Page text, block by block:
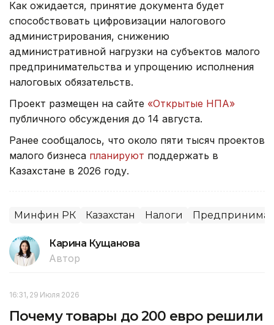
Как ожидается, принятие документа будет
способствовать цифровизации налогового
администрирования, снижению
административной нагрузки на субъектов малого
предпринимательства и упрощению исполнения
налоговых обязательств.
Проект размещен на сайте «Открытые НПА»
публичного обсуждения до 14 августа.
Ранее сообщалось, что около пяти тысяч проектов
малого бизнеса планируют поддержать в
Казахстане в 2026 году.
Минфин РК Казахстан Налоги
Карина Кущанова
Автор
16:31, 29 Июля 2026
Почему товары до 200 евро решили